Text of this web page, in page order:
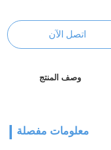
اتصل الآن
وصف المنتج
معلومات مفصلة